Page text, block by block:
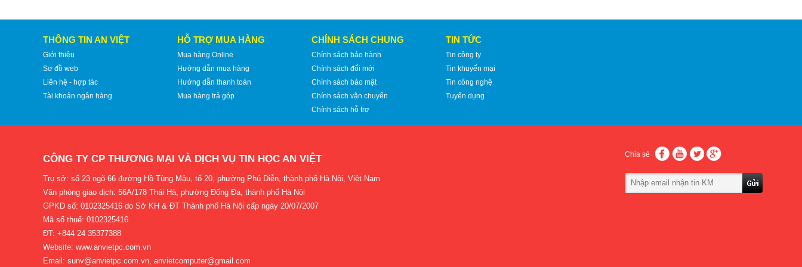
THÔNG TIN AN VIỆT
Giới thiệu
Sơ đồ web
Liên hệ - hợp tác
Tài khoản ngân hàng
HỖ TRỢ MUA HÀNG
Mua hàng Online
Hướng dẫn mua hàng
Hướng dẫn thanh toán
Mua hàng trả góp
CHÍNH SÁCH CHUNG
Chính sách bảo hành
Chính sách đổi mới
Chính sách bảo mật
Chính sách vận chuyển
Chính sách hỗ trợ
TIN TỨC
Tin công ty
Tin khuyến mại
Tin công nghệ
Tuyển dụng
CÔNG TY CP THƯƠNG MẠI VÀ DỊCH VỤ TIN HỌC AN VIỆT
Trụ sở: số 23 ngõ 66 đường Hồ Tùng Mậu, tổ 20, phường Phú Diễn, thành phố Hà Nội, Việt Nam
Văn phòng giao dịch: 56A/178 Thái Hà, phường Đống Đa, thành phố Hà Nội
GPKD số: 0102325416 do Sở KH & ĐT Thành phố Hà Nội cấp ngày 20/07/2007
Mã số thuế: 0102325416
ĐT: +844 24 35377388
Website: www.anvietpc.com.vn
Email: sunv@anvietpc.com.vn, anvietcomputer@gmail.com
Chia sẻ